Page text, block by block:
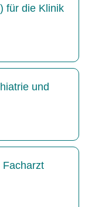
für die Klinik
und
Facharzt